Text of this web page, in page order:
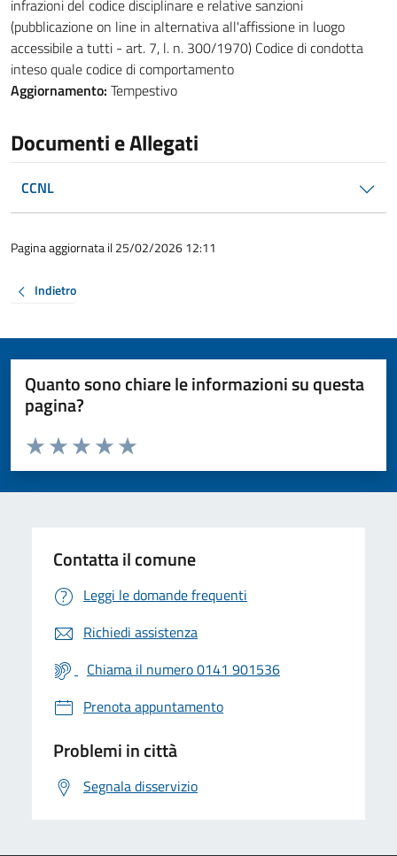
infrazioni del codice disciplinare e relative sanzioni
(pubblicazione on line in alternativa all'affissione in luogo
accessibile a tutti - art. 7, l. n. 300/1970) Codice di condotta
inteso quale codice di comportamento
Aggiornamento: Tempestivo
Documenti e Allegati
CCNL
Pagina aggiornata il 25/02/2026 12:11
Indietro
Quanto sono chiare le informazioni su questa
pagina?
Valuta da 1 a 5 stelle la pagina
Valuta 5 stelle su 5
Valuta 4 stelle su 5
Valuta 3 stelle su 5
Valuta 2 stelle su 5
Valuta 1 stelle su 5
Contatta il comune
Leggi le domande frequenti
Richiedi assistenza
Chiama il numero 0141 901536
Prenota appuntamento
Problemi in città
Segnala disservizio